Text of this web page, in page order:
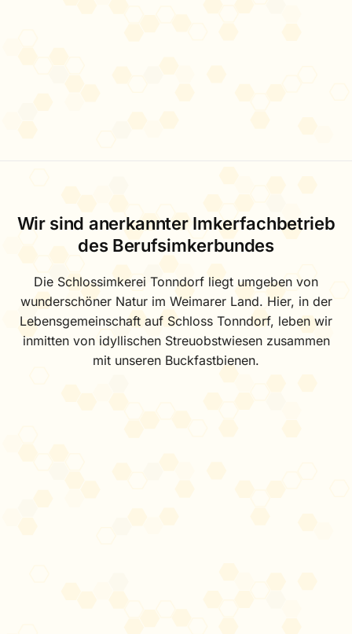
Wir sind anerkannter Imkerfachbetrieb
des Berufsimkerbundes
Die Schlossimkerei Tonndorf liegt umgeben von
wunderschöner Natur im Weimarer Land. Hier, in der
Lebensgemeinschaft auf Schloss Tonndorf, leben wir
inmitten von idyllischen Streuobstwiesen zusammen
mit unseren Buckfastbienen.